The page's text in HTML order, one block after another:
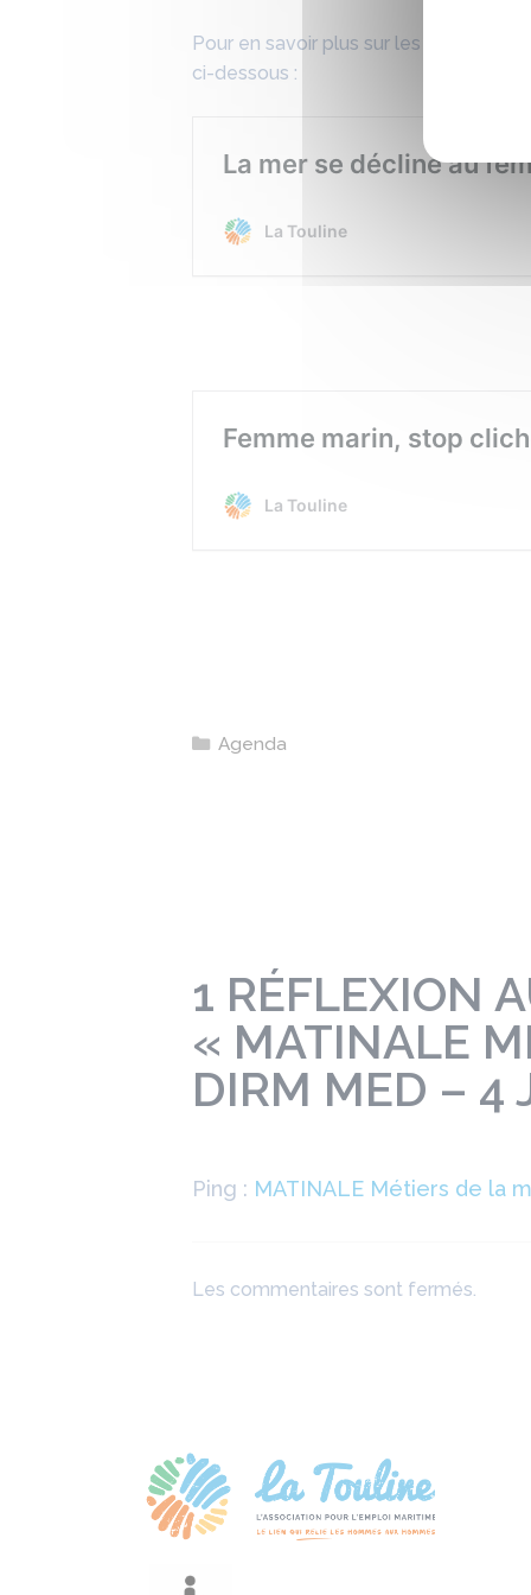
Pour en savoir plus sur les actions
ci-dessous :
Catégories
Agenda
1 RÉFLEXION
« MATINALE
DIRM MED – 4
Ping : MATINALE Métiers de la
Les commentaires sont fermés.